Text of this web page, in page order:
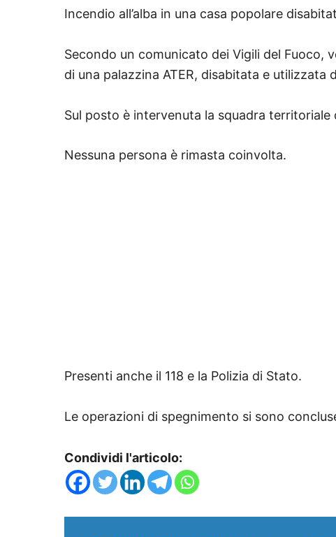
Incendio all’alba in una casa popolare
Secondo un comunicato dei Vigili del Fuoco,
di una palazzina ATER, disabitata e
Sul posto è intervenuta la squadra
Nessuna persona è rimasta coinvolta.
Presenti anche il 118 e la Polizia di Stato.
Le operazioni di spegnimento si sono
Condividi l'articolo: